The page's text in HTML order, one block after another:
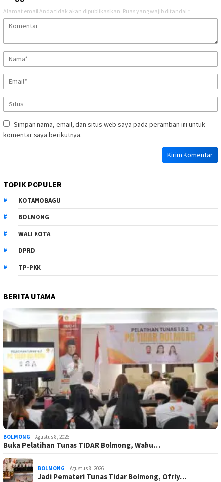
Alamat email Anda tidak akan dipublikasikan. Ruas yang wajib ditandai *
Simpan nama, email, dan situs web saya pada peramban ini untuk
komentar saya berikutnya.
TOPIK POPULER
KOTAMOBAGU
BOLMONG
WALI KOTA
DPRD
TP-PKK
BERITA UTAMA
BOLMONG Agustus 8, 2026
Buka Pelatihan Tunas TIDAR Bolmong, Wabu…
BOLMONG Agustus 8, 2026
Jadi Pemateri Tunas Tidar Bolmong, Ofriy…